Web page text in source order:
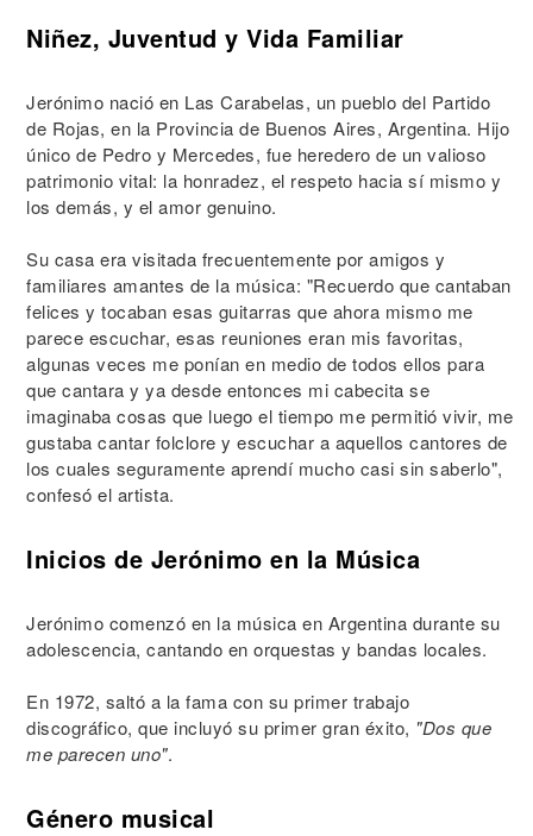
Niñez, Juventud y Vida Familiar
Jerónimo nació en Las Carabelas, un pueblo del Partido
de Rojas, en la Provincia de Buenos Aires, Argentina. Hijo
único de Pedro y Mercedes, fue heredero de un valioso
patrimonio vital: la honradez, el respeto hacia sí mismo y
los demás, y el amor genuino.
Su casa era visitada frecuentemente por amigos y
familiares amantes de la música: "Recuerdo que cantaban
felices y tocaban esas guitarras que ahora mismo me
parece escuchar, esas reuniones eran mis favoritas,
algunas veces me ponían en medio de todos ellos para
que cantara y ya desde entonces mi cabecita se
imaginaba cosas que luego el tiempo me permitió vivir, me
gustaba cantar folclore y escuchar a aquellos cantores de
los cuales seguramente aprendí mucho casi sin saberlo",
confesó el artista.
Inicios de Jerónimo en la Música
Jerónimo comenzó en la música en Argentina durante su
adolescencia, cantando en orquestas y bandas locales.
En 1972, saltó a la fama con su primer trabajo
discográfico, que incluyó su primer gran éxito, "Dos que
me parecen uno".
Género musical